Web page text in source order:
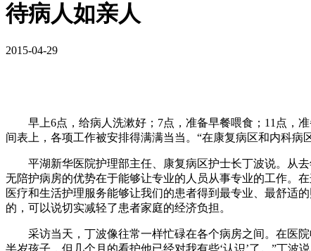
待病人如亲人
2015-04-29
早上6点，给病人洗漱好；7点，准备早餐喂食；11点，
间表上，各项工作被安排得满满当当。“在康复病区和内科
平湖新华医院护理部主任、康复病区护士长丁波说。从
无陪护病房的优势在于能够让专业的人员从事专业的工作。
医疗和生活护理服务能够让我们的患者得到最专业、最舒适
的，可以说切实减轻了患者家庭的经济负担。
采访当天，丁波像往常一样忙碌在各个病房之间。在医